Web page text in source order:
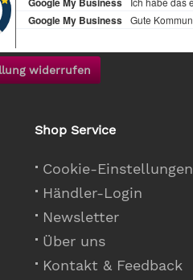
widerrufen
Shop Service
Cookie-Einstellungen
Händler-Login
Newsletter
Über uns
Kontakt & Feedback